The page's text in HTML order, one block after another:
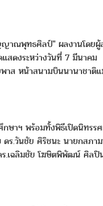
าณพุทธศิลป์" ผลงานโดยผู้
แสดงระหว่างวันที่ 7 มีนาค
ส หน้าสนามบินนานาชาติแ
ษาฯ พร้อมทั้งพิธีเปิดนิทรรศ
ร.วันชัย ศิริชนะ นายกสภา
ร.เฉลิมชัย โฆษิตพิพัฒน์ ศิล